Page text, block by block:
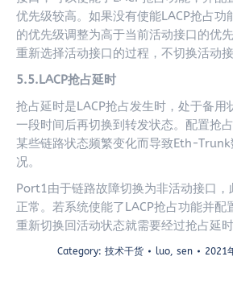
优先级较高。如果没有使能LACP抢占功
的优先级调整为高于当前活动接口的优
重新选择活动接口的过程，不切换活动接
5.5.LACP抢占延时
抢占延时是LACP抢占发生时，处于备用
一段时间后再切换到转发状态。配置抢
某些链路状态频繁变化而导致Eth-
况。
Port1由于链路故障切换为非活动接口，
正常。若系统使能了LACP抢占功能并
重新切换回活动状态就需要经过抢占延时
Category: 技术干货 luo, sen 2021